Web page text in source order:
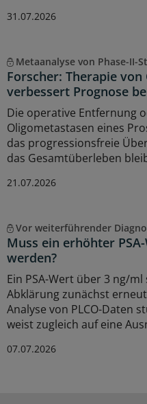
31.07.2026
Metaanalyse von Phase-II-
Forscher: Therapie
verbessert Prognose
Die operative Entfernung
Oligometastasen eines
das progressionsfreie
das Gesamtüberleben
21.07.2026
Vor weiterführender
Muss ein erhöhter
werden?
Ein PSA-Wert über 3 ng/
Abklärung zunächst
Analyse von PLCO-Daten
weist zugleich auf eine
07.07.2026